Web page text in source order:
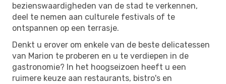
bezienswaardigheden van de stad te verkennen,
deel te nemen aan culturele festivals of te
ontspannen op een terrasje.
Denkt u erover om enkele van de beste delicatessen
van Marion te proberen en u te verdiepen in de
gastronomie? In het hoogseizoen heeft u een
ruimere keuze aan restaurants, bistro's en